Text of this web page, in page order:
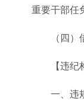
重要干部任
（四）借
【违纪构
一、违